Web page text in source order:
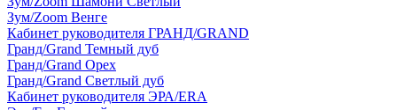
Зум/Zoom Венге
Кабинет руководителя ГРАНД/GRAND
Гранд/Grand Темный дуб
Гранд/Grand Орех
Гранд/Grand Светлый дуб
Кабинет руководителя ЭРА/ERA